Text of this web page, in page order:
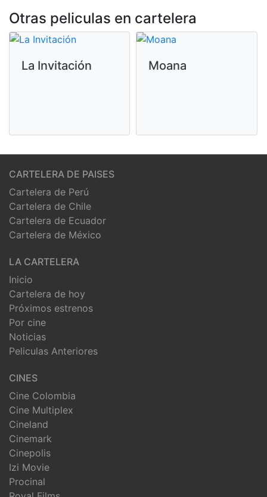
Otras peliculas en cartelera
La Invitación Moana
CARTELERA DE PAISES
Cartelera de Perú
Cartelera de Chile
Cartelera de Ecuador
Cartelera de México
LA CARTELERA
Inicio
Cartelera de hoy
Próximos estrenos
Por cine
Noticias
Peliculas Anteriores
CINES
Cine Colombia
Cine Multiplex
Cineland
Cinemark
Cinepolis
Izi Movie
Procinal